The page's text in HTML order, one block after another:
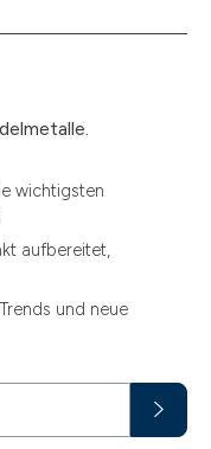
wichtigsten
aufbereitet,
und neue